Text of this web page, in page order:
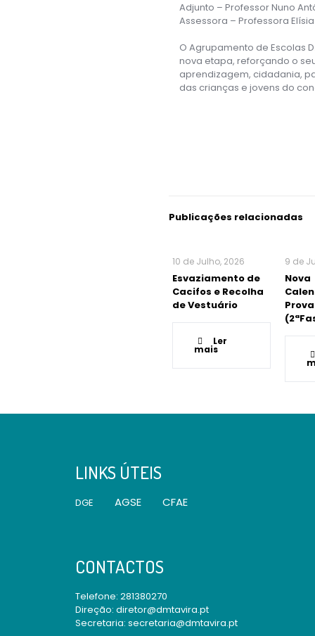
Adjunto – Professor Nuno
Assessora – Professora
O Agrupamento de Escolas
nova etapa, reforçando o
aprendizagem, cidadania,
das crianças e jovens do
Publicações relacionadas
10 de Julho, 2026
Esvaziamento de
Cacifos e Recolha
de Vestuário
Ler
mais
9 de
Nova
LINKS ÚTEIS
DGE AGSE CFAE
CONTACTOS
Telefone: 281380270
Direção: diretor@dmtavira.pt
Secretaria: secretaria@dmtavira.pt